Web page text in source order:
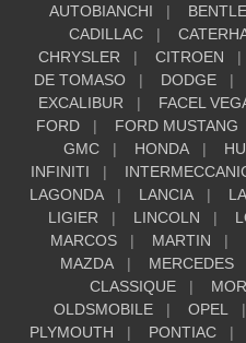
AUTOBIANCHI
CADILLAC
CHRYSLER
CITROEN
DE TOMASO
DODGE
EXCALIBUR
FACEL
FORD
FORD MUSTANG
GMC
HONDA
INFINITI
LAGONDA
LANCIA
LIGIER
LINCOLN
MARCOS
MARTIN
MAZDA
MERCEDES
CLASSIQUE
OLDSMOBILE
OPEL
PLYMOUTH
PONTIAC